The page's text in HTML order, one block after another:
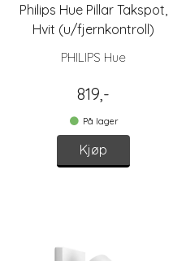
Philips Hue Pillar Takspot,
Hvit (u/fjernkontroll)
PHILIPS Hue
819,-
På lager
Kjøp